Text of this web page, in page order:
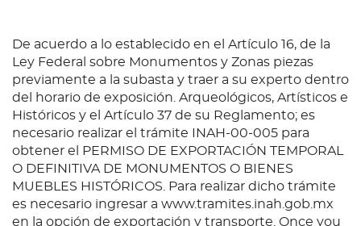
De acuerdo a lo establecido en el Artículo 16, de la
Ley Federal sobre Monumentos y Zonas piezas
previamente a la subasta y traer a su experto dentro
del horario de exposición. Arqueológicos, Artísticos e
Históricos y el Artículo 37 de su Reglamento; es
necesario realizar el trámite INAH-00-005 para
obtener el PERMISO DE EXPORTACIÓN TEMPORAL
O DEFINITIVA DE MONUMENTOS O BIENES
MUEBLES HISTÓRICOS. Para realizar dicho trámite
es necesario ingresar a www.tramites.inah.gob.mx
en la opción de exportación y transporte. Once you